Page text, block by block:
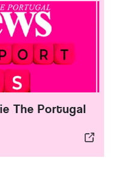
The Portugal